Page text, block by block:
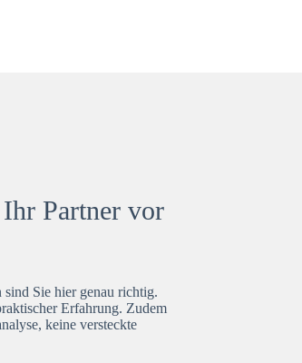
Partner vor
sind Sie hier genau richtig.
Erfahrung. Zudem
keine versteckte